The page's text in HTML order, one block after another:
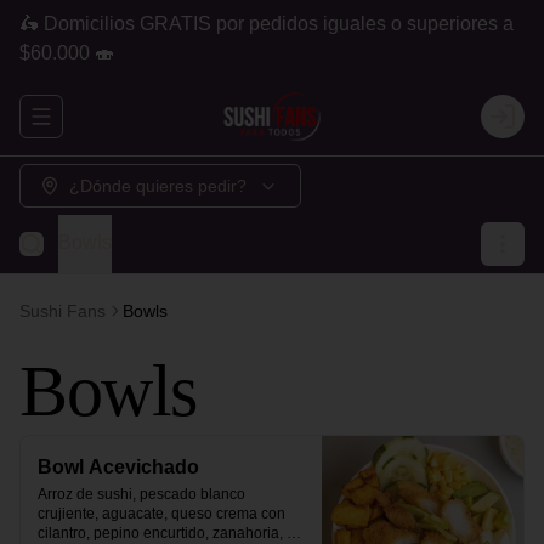
🛵 Domicilios GRATIS por pedidos iguales o superiores a
$60.000 🍣
Abrir menu de navegación Login
¿Dónde quieres pedir?
Sushi Fans Bowls
Bowls
Bowl Acevichado
Arroz de sushi, pescado blanco
crujiente, aguacate, queso crema con
cilantro, pepino encurtido, zanahoria,